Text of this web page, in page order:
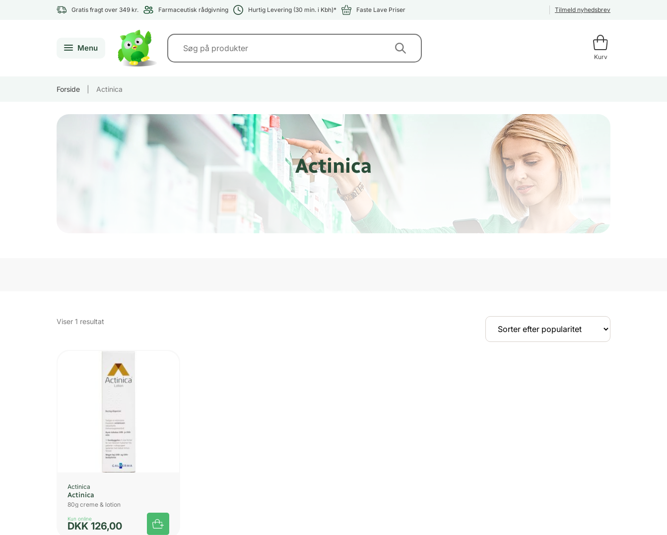
Gratis fragt over 349 kr. Farmaceutisk rådgivning Hurtig Levering (30 min. i Kbh)* Faste Lave Priser Tilmeld nyhedsbrev
Menu
Kurv
Forside Actinica
Actinica
Viser 1 resultat
Actinica
Actinica
80g creme & lotion
Kun online
DKK 126,00